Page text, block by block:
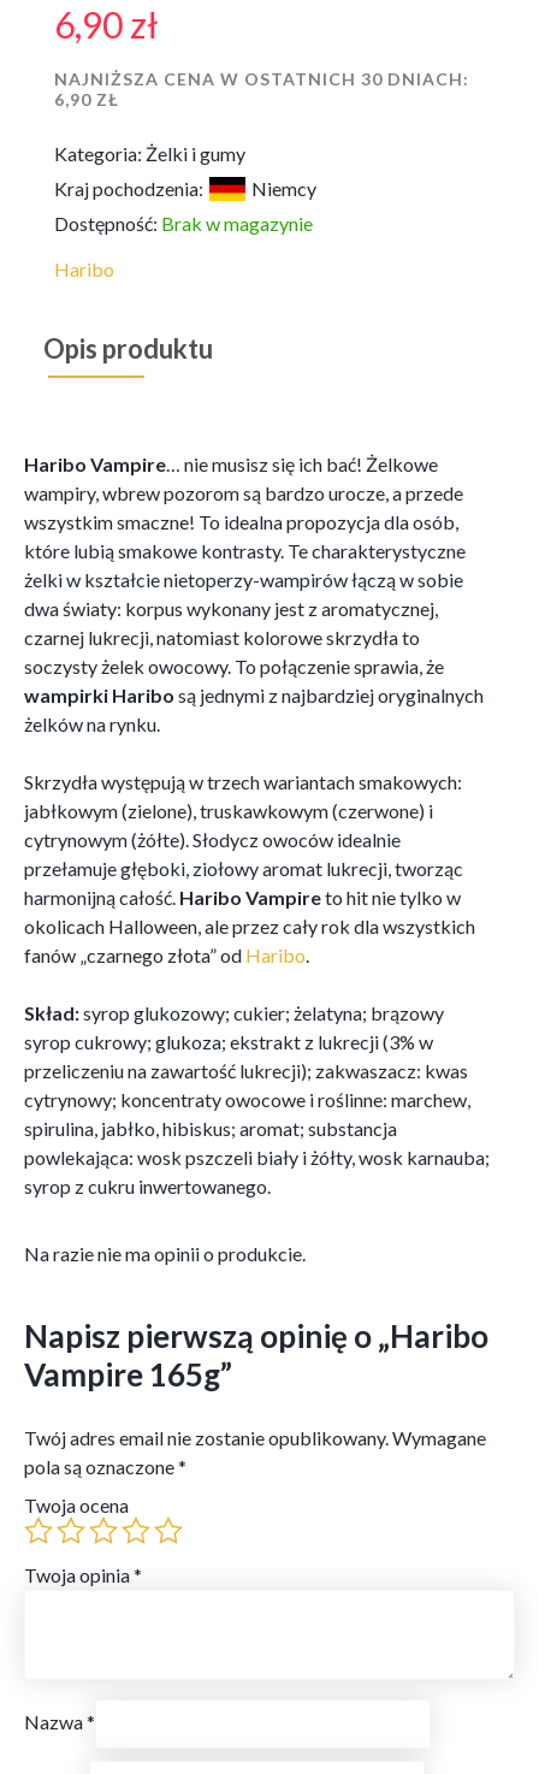
6,90zł
NAJNIŻSZA CENA W OSTATNICH 30 DNIACH:
6,90 ZŁ
Kategoria: Żelki i gumy
Kraj pochodzenia:
Niemcy
Dostępność: Brak w magazynie
Haribo
Opis produktu
Haribo Vampire … nie musisz się ich bać! Żelkowe
wampiry, wbrew pozorom są bardzo urocze, a przede
wszystkim smaczne! To idealna propozycja dla osób,
które lubią smakowe kontrasty. Te charakterystyczne
żelki w kształcie nietoperzy-wampirów łączą w sobie
dwa światy: korpus wykonany jest z aromatycznej,
czarnej lukrecji, natomiast kolorowe skrzydła to
soczysty żelek owocowy. To połączenie sprawia, że
wampirki Haribo są jednymi z najbardziej oryginalnych
żelków na rynku.
Skrzydła występują w trzech wariantach smakowych:
jabłkowym (zielone), truskawkowym (czerwone) i
cytrynowym (żółte). Słodycz owoców idealnie
przełamuje głęboki, ziołowy aromat lukrecji, tworząc
harmonijną całość. Haribo Vampireto hit nie tylko w
okolicach Halloween, ale przez cały rok dla wszystkich
fanów „czarnego złota” od Haribo
Skład:syrop glukozowy; cukier; żelatyna; brązowy
syrop cukrowy; glukoza; ekstrakt z lukrecji (3% w
przeliczeniu na zawartość lukrecji); zakwaszacz: kwas
cytrynowy; koncentraty owocowe i roślinne: marchew,
spirulina, jabłko, hibiskus; aromat; substancja
powlekająca: wosk pszczeli biały i żółty, wosk karnauba;
syrop z cukru inwertowanego.
Na razie nie ma opinii o produkcie.
Napisz pierwszą opinię o „Haribo
Vampire 165g”
Twój adres email nie zostanie opublikowany. Wymagane
pola są oznaczone*
Twoja ocena
Twoja opinia*
Nazwa*